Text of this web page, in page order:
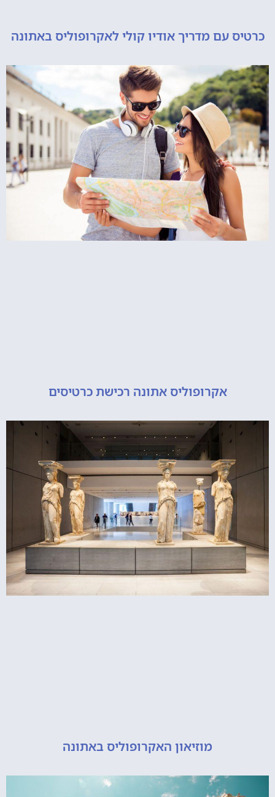
עם מדריך אודיו קולי לאקרופוליס באתונה
אקרופוליס אתונה רכישת כרטיסים
מוזיאון האקרופוליס באתונה